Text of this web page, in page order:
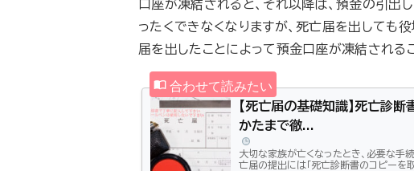
口座が凍結されると、それ以降は、預金の引出
ったくできなくなりますが、死亡届を出しても
届を出したことによって預金口座が凍結される
【死亡届の基礎知識】死亡診
かたまで徹...
大切な家族が亡くなったとき、必要な手
亡届の提出には「死亡診断書のコピーを